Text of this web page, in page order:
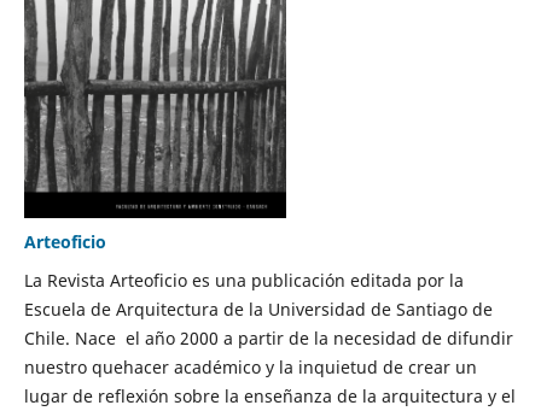
Arteoficio
La Revista Arteoficio es una publicación editada por la
Escuela de Arquitectura de la Universidad de Santiago de
Chile. Nace el año 2000 a partir de la necesidad de difundir
nuestro quehacer académico y la inquietud de crear un
lugar de reflexión sobre la enseñanza de la arquitectura y el